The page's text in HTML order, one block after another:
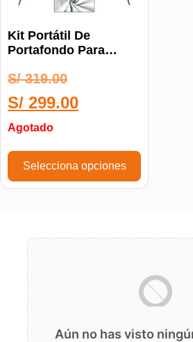
Kit Portátil De
Portafondo Para
S/319.00
S/ 299.00
Agotado
Selecciona opciones
Aún no has visto